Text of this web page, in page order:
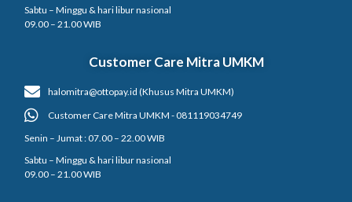
Sabtu – Minggu & hari libur nasional
09.00 – 21.00 WIB
Customer Care Mitra UMKM
halomitra@ottopay.id (Khusus Mitra UMKM)
Customer Care Mitra UMKM - 081119034749
Senin – Jumat : 07.00 – 22.00 WIB
Sabtu – Minggu & hari libur nasional
09.00 – 21.00 WIB